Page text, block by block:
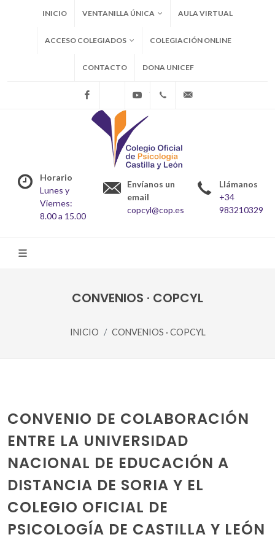
INICIO VENTANILLA ÚNICA AULA VIRTUAL
ACCESO COLEGIADOS COLEGIACIÓN ONLINE
CONTACTO DONA UNICEF
Facebook Youtube +34983210329
Horario
Lunes y
Viernes:
8.00 a 15.00
Envíanos un
email
copcyl@cop.es
Llámanos
+34
983210329
CONVENIOS · COPCYL
INICIO CONVENIOS · COPCYL
CONVENIO DE COLABORACIÓN
ENTRE LA UNIVERSIDAD
NACIONAL DE EDUCACIÓN A
DISTANCIA DE SORIA Y EL
COLEGIO OFICIAL DE
PSICOLOGÍA DE CASTILLA Y LEÓN